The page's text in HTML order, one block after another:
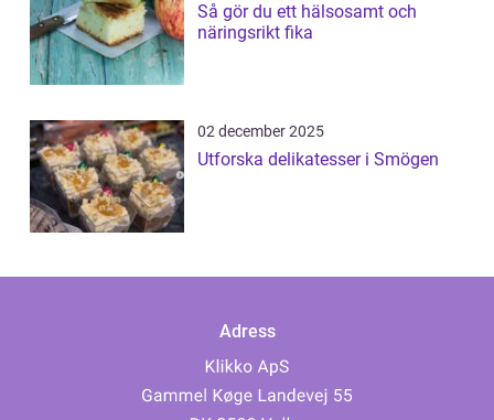
Så gör du ett hälsosamt och
näringsrikt fika
02 december 2025
Utforska delikatesser i Smögen
Adress